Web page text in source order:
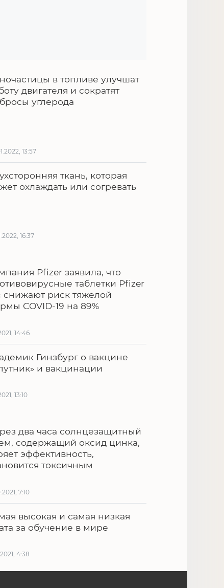
в топливе улучшат
двигателя и сократят
углерода
13:57
ткань, которая
охлаждать или согревать
16:37
Pfizer заявила, что
таблетки Pfizer
снижают риск тяжелой
COVID-19 на 89%
14:46
Гинзбург о вакцине
и вакцинации
13:10
два часа солнцезащитный
содержащий оксид цинка,
эффективность,
токсичным
7:10
высокая и самая низкая
за обучение в мире
4:38